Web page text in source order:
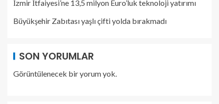
İzmir İtfaiyesi’ne 13,5 milyon Euro’luk teknoloji yatırımı
Büyükşehir Zabıtası yaşlı çifti yolda bırakmadı
SON YORUMLAR
Görüntülenecek bir yorum yok.